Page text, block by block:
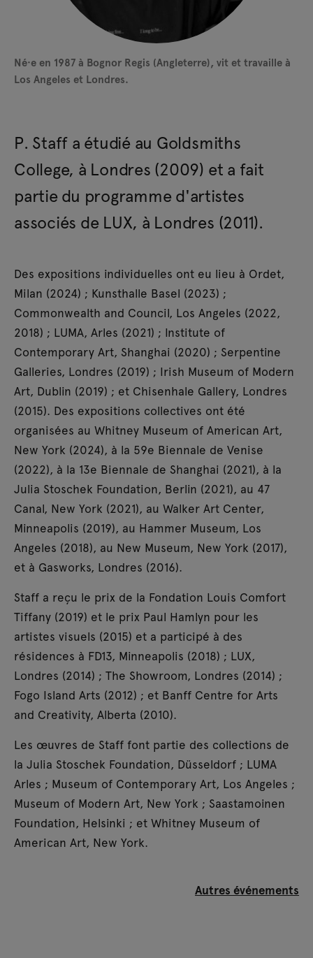
Né·e en 1987 à Bognor Regis (Angleterre), vit et travaille à
Los Angeles et Londres.
P. Staff a étudié au Goldsmiths
College, à Londres (2009) et a fait
partie du programme d'artistes
associés de LUX, à Londres (2011).
Des expositions individuelles ont eu lieu à Ordet,
Milan (2024) ; Kunsthalle Basel (2023) ;
Commonwealth and Council, Los Angeles (2022,
2018) ; LUMA, Arles (2021) ; Institute of
Contemporary Art, Shanghai (2020) ; Serpentine
Galleries, Londres (2019) ; Irish Museum of Modern
Art, Dublin (2019) ; et Chisenhale Gallery, Londres
(2015). Des expositions collectives ont été
organisées au Whitney Museum of American Art,
New York (2024), à la 59e Biennale de Venise
(2022), à la 13e Biennale de Shanghai (2021), à la
Julia Stoschek Foundation, Berlin (2021), au 47
Canal, New York (2021), au Walker Art Center,
Minneapolis (2019), au Hammer Museum, Los
Angeles (2018), au New Museum, New York (2017),
et à Gasworks, Londres (2016).
Staff a reçu le prix de la Fondation Louis Comfort
Tiffany (2019) et le prix Paul Hamlyn pour les
artistes visuels (2015) et a participé à des
résidences à FD13, Minneapolis (2018) ; LUX,
Londres (2014) ; The Showroom, Londres (2014) ;
Fogo Island Arts (2012) ; et Banff Centre for Arts
and Creativity, Alberta (2010).
Les œuvres de Staff font partie des collections de
la Julia Stoschek Foundation, Düsseldorf ; LUMA
Arles ; Museum of Contemporary Art, Los Angeles ;
Museum of Modern Art, New York ; Saastamoinen
Foundation, Helsinki ; et Whitney Museum of
American Art, New York.
Autres événements